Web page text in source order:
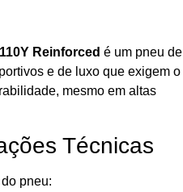
Reinforced é um pneu de
e de luxo que exigem o
mesmo em altas
Técnicas
pneu: